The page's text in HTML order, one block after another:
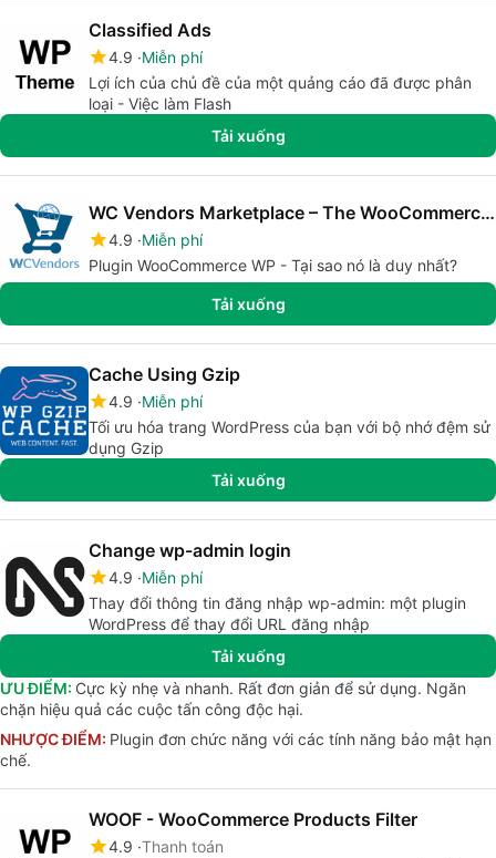
Classified Ads
4.9 Miễn phí
Lợi ích của chủ đề của một quảng cáo đã được phân
loại - Việc làm Flash
Tải xuống
WC Vendors Marketplace – The WooCommerce Multivendor Marketplace Solution
4.9 Miễn phí
Plugin WooCommerce WP - Tại sao nó là duy nhất?
Tải xuống
Cache Using Gzip
4.9 Miễn phí
Tối ưu hóa trang WordPress của bạn với bộ nhớ đệm sử
dụng Gzip
Tải xuống
Change wp-admin login
4.9 Miễn phí
Thay đổi thông tin đăng nhập wp-admin: một plugin
WordPress để thay đổi URL đăng nhập
Tải xuống
ƯU ĐIỂM: Cực kỳ nhẹ và nhanh. Rất đơn giản để sử dụng. Ngăn
chặn hiệu quả các cuộc tấn công độc hại.
NHƯỢC ĐIỂM: Plugin đơn chức năng với các tính năng bảo mật hạn
chế.
WOOF - WooCommerce Products Filter
4.9 Thanh toán